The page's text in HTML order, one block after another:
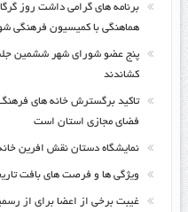
برنامه های گرامی داشت روز
هماهنگی با کمیسیون فرهنگی
پنج عضو شورای شهر ششمین
کشاندند
تاکید برگسترش خانه های
فضای مجازی استان است
نمایشگاه دستان نقش افرین
ویژگی ها و فرصت های بافت
غیبت برخی از اعضا برای از